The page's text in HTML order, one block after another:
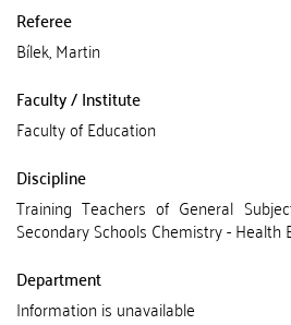
Referee
Bílek, Martin
Faculty / Institute
Faculty of Education
Discipline
Training Teachers of General
Secondary Schools Chemistry - Health
Department
Information is unavailable